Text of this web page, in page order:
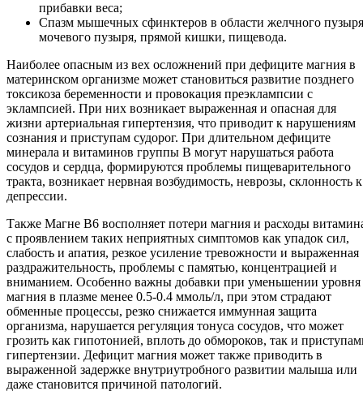
прибавки веса;
Спазм мышечных сфинктеров в области желчного
мочевого пузыря, прямой кишки, пищевода.
Наиболее опасным из вех осложнений при дефиците магния в
материнском организме может становиться развитие позднего
токсикоза беременности и провокация преэклампсии с
эклампсией. При них возникает выраженная и опасная для
жизни артериальная гипертензия, что приводит к нарушениям
сознания и приступам судорог. При длительном дефиците
минерала и витаминов группы В могут нарушаться работа
сосудов и сердца, формируются проблемы пищеварительного
тракта, возникает нервная возбудимость, неврозы, склонность к
депрессии.
Также Магне В6 восполняет потери магния и расходы
с проявлением таких неприятных симптомов как упадок сил,
слабость и апатия, резкое усиление тревожности и выраженная
раздражительность, проблемы с памятью, концентрацией и
вниманием. Особенно важны добавки при уменьшении уровня
магния в плазме менее 0.5-0.4 ммоль/л, при этом страдают
обменные процессы, резко снижается иммунная защита
организма, нарушается регуляция тонуса сосудов, что может
грозить как гипотонией, вплоть до обмороков, так и
гипертензии. Дефицит магния может также приводить в
выраженной задержке внутриутробного развитии малыша или
даже становится причиной патологий.